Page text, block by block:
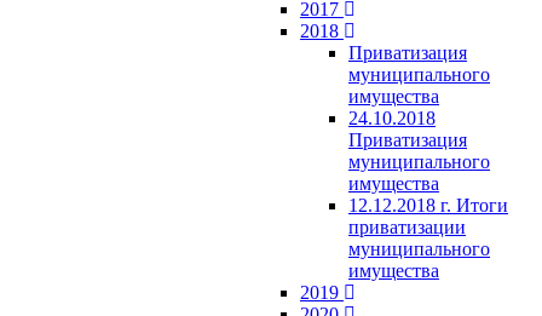
2017
2018
Приватизация
муниципального
имущества
24.10.2018
Приватизация
муниципального
имущества
12.12.2018 г. Итоги
приватизации
муниципального
имущества
2019